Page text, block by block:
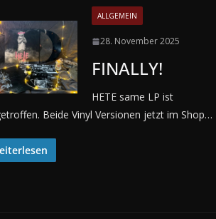
ALLGEMEIN
28. November 2025
FINALLY!
HETE same LP ist
Beide Vinyl Versionen jetzt im Shop…